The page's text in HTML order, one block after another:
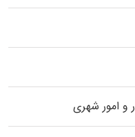
و امور شهری